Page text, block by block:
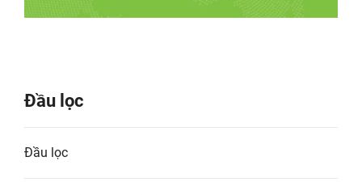
Đầu lọc
Đầu lọc